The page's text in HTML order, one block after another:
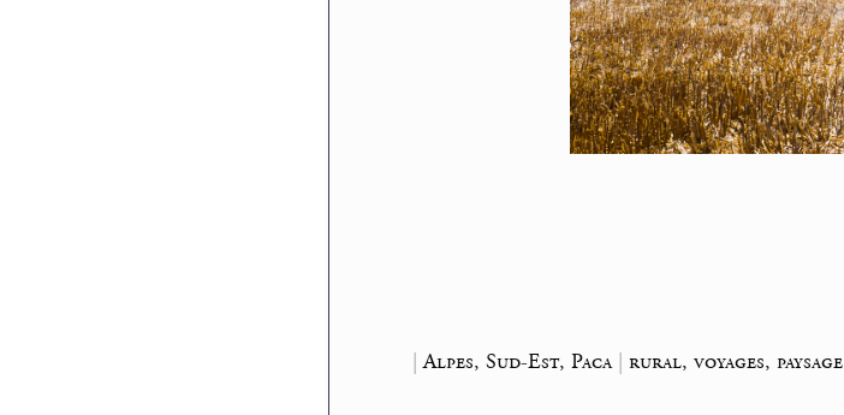
|Alpes, Sud-Est, Paca|rural, voyages, paysage